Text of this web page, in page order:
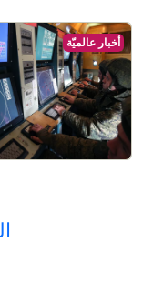
أخبار عالميّة